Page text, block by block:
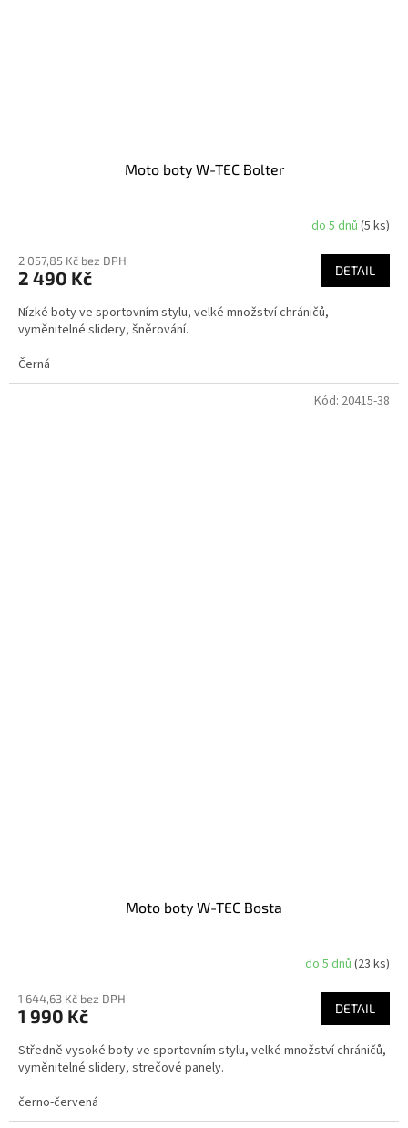
Moto boty W-TEC Bolter
do 5 dnů (5 ks)
2 057,85 Kč bez DPH
2 490 Kč DETAIL
Nízké boty ve sportovním stylu, velké množství chráničů,
vyměnitelné slidery, šněrování.
Černá
Moto boty W-TEC Bosta
do 5 dnů (23 ks)
1 644,63 Kč bez DPH
1 990 Kč DETAIL
Středně vysoké boty ve sportovním stylu, velké množství chráničů,
vyměnitelné slidery, strečové panely.
černo-červená
Kód: 20415-38